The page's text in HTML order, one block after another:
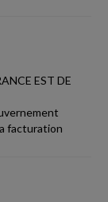
EST DE
facturation